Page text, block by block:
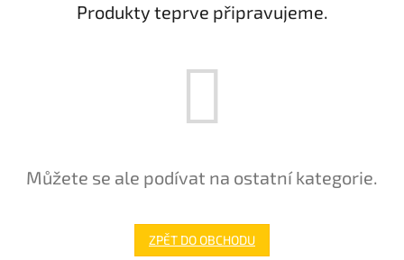
Produkty teprve připravujeme.
Můžete se ale podívat na ostatní kategorie.
ZPĚT DO OBCHODU